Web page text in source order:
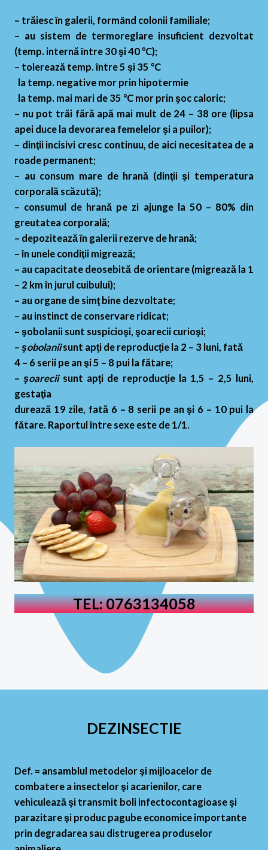
– trăiesc în galerii, formând colonii familiale;
– au sistem de termoreglare insuficient dezvoltat
(temp. internă între 30 şi 40 °C);
– tolerează temp. între 5 şi 35 °C
la temp. negative mor prin hipotermie
la temp. mai mari de 35 °C mor prin şoc caloric;
– nu pot trăi fără apă mai mult de 24 – 38 ore (lipsa
apei duce la devorarea femelelor şi a puilor);
– dinţii incisivi cresc continuu, de aici necesitatea de a
roade permanent;
– au consum mare de hrană (dinţii şi temperatura
corporală scăzută);
– consumul de hrană pe zi ajunge la 50 – 80% din
greutatea corporală;
– depozitează în galerii rezerve de hrană;
– în unele condiţii migrează;
– au capacitate deosebită de orientare (migrează la 1
– 2 km în jurul cuibului);
– au organe de simţ bine dezvoltate;
– au instinct de conservare ridicat;
– şobolanii sunt suspicioşi, şoarecii curioşi;
– şobolaniisunt apţi de reproducţie la 2 – 3 luni, fată
4 – 6 serii pe an şi 5 – 8 pui la fătare;
–şoareciisunt apţi de reproducţie la 1,5 – 2,5 luni,
gestaţia
durează 19 zile, fată 6 – 8 serii pe an şi 6 – 10 pui la
fătare. Raportul între sexe este de 1/1.
TEL: 0763134058
DEZINSECTIE
Def. = ansamblul metodelor şi mijloacelor de
combatere a insectelor şi acarienilor, care
vehiculează şi transmit boli infectocontagioase şi
parazitare şi produc pagube economice importante
prin degradarea sau distrugerea produselor